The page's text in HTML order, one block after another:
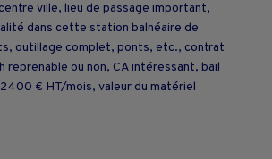
ville, lieu de passage important,
dans cette station balnéaire de
outillage complet, ponts, etc., contrat
reprenable ou non, CA intéressant, bail
€ HT/mois, valeur du matériel